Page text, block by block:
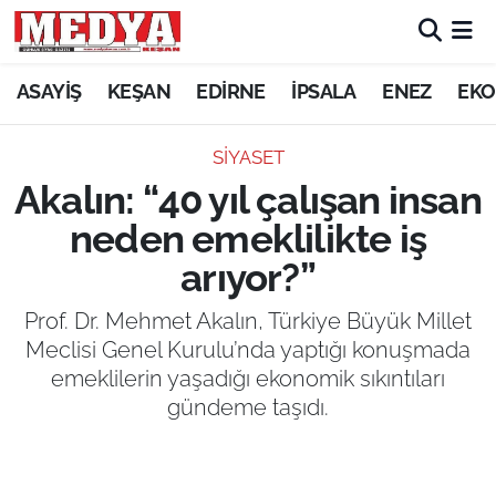
ASAYİŞ KEŞAN EDİRNE İPSALA ENEZ
SİYASET
Akalın: “40 yıl çalışan insan
neden emeklilikte iş
arıyor?”
Prof. Dr. Mehmet Akalın, Türkiye Büyük Millet
Meclisi Genel Kurulu’nda yaptığı konuşmada
emeklilerin yaşadığı ekonomik sıkıntıları
gündeme taşıdı.
KEŞAN
ASAYİŞ
SİYASET
GÜNDEM
EKONOMİ